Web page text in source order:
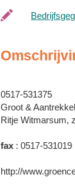
0517-531375
Groot &
Ritje Witmarsum,
fax : 0517-531019
http://